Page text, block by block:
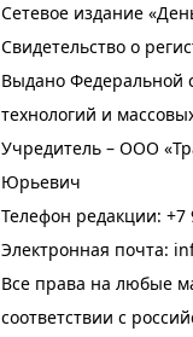
Сетевое издание
Свидетельство о
Выдано Федеральной
технологий и
Учредитель – ООО
Юрьевич
Телефон редакции: +7
Электронная почта:
Все права на любые
соответствии с